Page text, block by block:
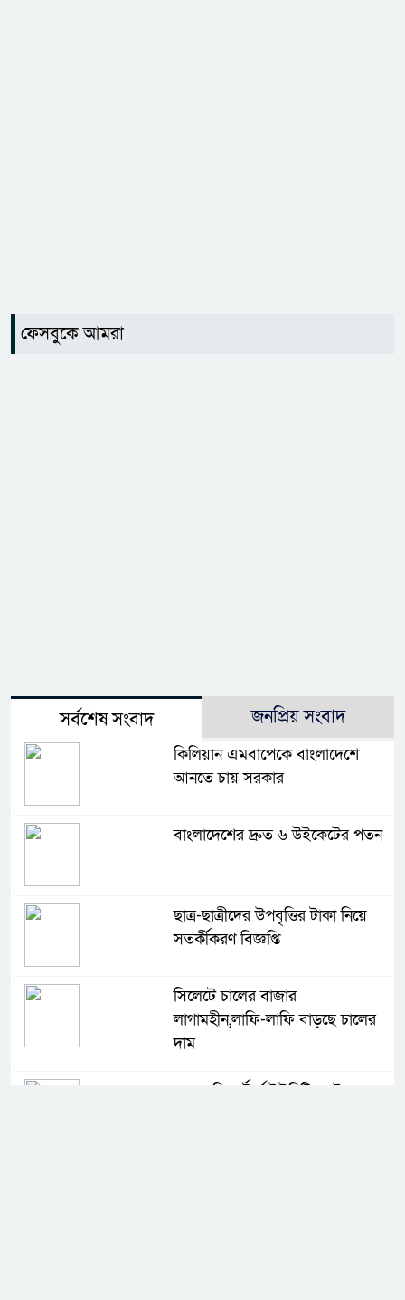
ফেসবুকে আমরা
সর্বশেষ সংবাদ জনপ্রিয় সংবাদ
কিলিয়ান এমবাপেকে বাংলাদেশে
আনতে চায় সরকার
বাংলাদেশের দ্রুত ৬ উইকেটের পতন
ছাত্র-ছাত্রীদের উপবৃত্তির টাকা নিয়ে
সতর্কীকরণ বিজ্ঞপ্তি
সিলেটে চালের বাজার
লাগামহীন,লাফি-লাফি বাড়ছে চালের
দাম
মাগুরা রিপোর্টার্স ইউনিটির দুই বছর